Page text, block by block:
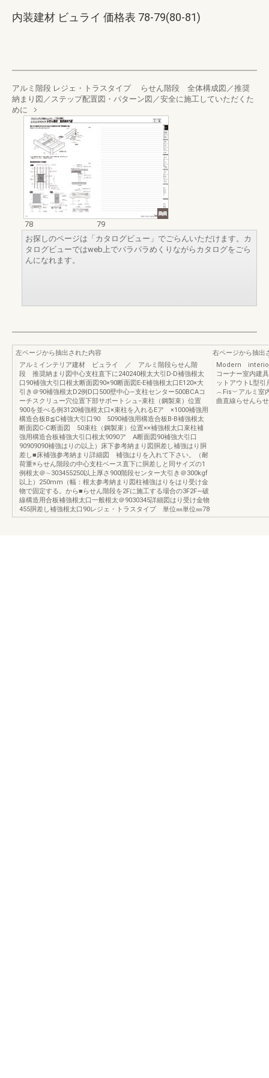
内装建材 ビュライ 価格表 78-79(80-81)
アルミ階段 レジェ・トラスタイプ らせん階段 全体構成図／推奨
納まり図／ステップ配置図・パターン図／安全に施工していただくた
めに
78
79
お探しのページは「カタログビュー」でごらんいただけます。カ
タログビューではweb上でパラパラめくりながらカタログをごら
んになれます。
左ページから抽出された内容
アルミインテリア建材 ビュライ ／ アルミ階段らせん階
段 推奨納まり図中心支柱直下に240240根太大引D-D補強根太
口90補強大引口根太断面図90×90断面図E-E補強根太口E120×大
引き＠90補強根太D2例D口500壁中心―支柱センター500BCAコ
ーチスクリュー穴位置下部サポートシュ−束柱（鋼製束）位置
900を並べる例3120補強根太口×束柱を入れるEア ×1000補強用
構造合板B≦C補強大引口90 5090補強用構造合板B-B補強根太
断面図C-C断面図 50束柱（鋼製束）位置××補強根太口束柱補
強用構造合板補強大引口根太9090ア A断面図90補強大引口
90909090補強はりの以上）床下参考納まり図胴差し補強はり胴
差し■床補強参考納まり詳細図 補強はりを入れて下さい。（耐
荷重※らせん階段の中心支柱ベース直下に胴差しと同サイズの1
例根太＠∼303455250以上厚さ900階段センター大引き＠300kgf
以上）250mm（幅：根太参考納まり図柱補強はりをはり受け金
物で固定する。から■らせん階段を2Fに施工する場合の3F2F∼破
線構造用合板補強根太口一般根太＠9030345詳細図はり受け金物
455胴差し補強根太口90レジェ・トラスタイプ 単位㎜単位㎜78
右ページから抽出
Modern interior
コーナー室内建
ットアウトL型
︵Fis︶アルミ室
曲直線らせんら